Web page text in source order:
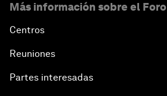
Más información sobre el Foro
Centros
Reuniones
Partes interesadas